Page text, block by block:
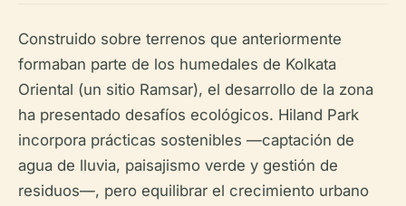
Construido sobre terrenos que anteriormente
formaban parte de los humedales de Kolkata
Oriental (un sitio Ramsar), el desarrollo de la zona
ha presentado desafíos ecológicos. Hiland Park
incorpora prácticas sostenibles —captación de
agua de lluvia, paisajismo verde y gestión de
residuos—, pero equilibrar el crecimiento urbano